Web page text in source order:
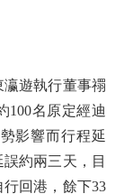
遊執行董事禤
100名原定經迪
影響而行程延
約兩三天，目
回港，餘下33